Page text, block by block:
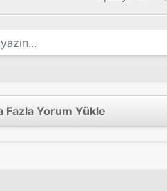
Fazla Yorum Yükle